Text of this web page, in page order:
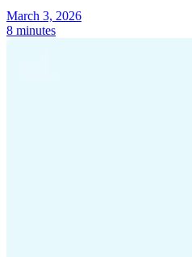
March 3, 2026
8 minutes